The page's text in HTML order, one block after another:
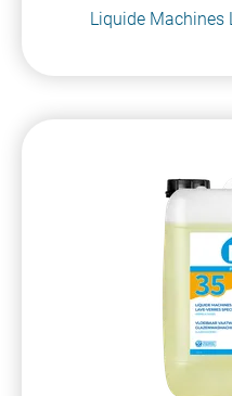
Liquide Machines